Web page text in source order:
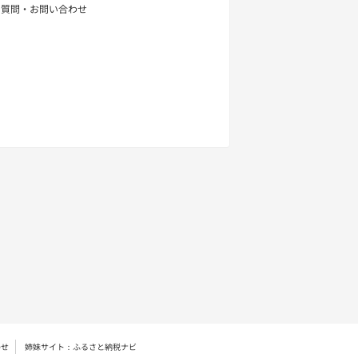
問・お問い合わせ
姉妹サイト：ふるさと納税ナビ